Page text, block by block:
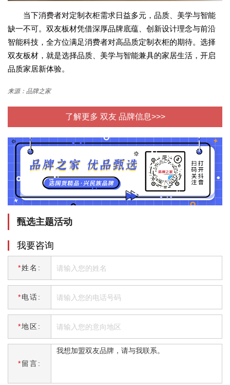
当下消费者对定制衣柜需求日益多元，品质、美学与智能
缺一不可。双友板材凭借深厚品牌底蕴、创新设计理念与前沿
智能科技，全方位满足消费者对高品质定制衣柜的期待。选择
双友板材，就是选择品质、美学与智能兼具的家居生活，开启
品质家居新体验。
来源：品牌之家
了解更多 双友 品牌信息>>>
甄选主题活动
我要咨询
*姓名:
*电话:
*地区:
*留言: